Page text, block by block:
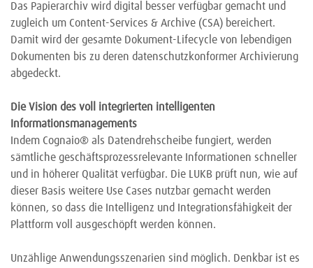
Das Papierarchiv wird digital besser verfügbar gemacht und
zugleich um Content-Services & Archive (CSA) bereichert.
Damit wird der gesamte Dokument-Lifecycle von lebendigen
Dokumenten bis zu deren datenschutzkonformer Archivierung
abgedeckt.
Die Vision des voll integrierten intelligenten
Informationsmanagements
Indem Cognaio® als Datendrehscheibe fungiert, werden
sämtliche geschäftsprozessrelevante Informationen schneller
und in höherer Qualität verfügbar. Die LUKB prüft nun, wie auf
dieser Basis weitere Use Cases nutzbar gemacht werden
können, so dass die Intelligenz und Integrationsfähigkeit der
Plattform voll ausgeschöpft werden können.
Unzählige Anwendungsszenarien sind möglich. Denkbar ist es